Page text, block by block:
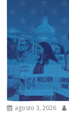
agosto 3, 2026